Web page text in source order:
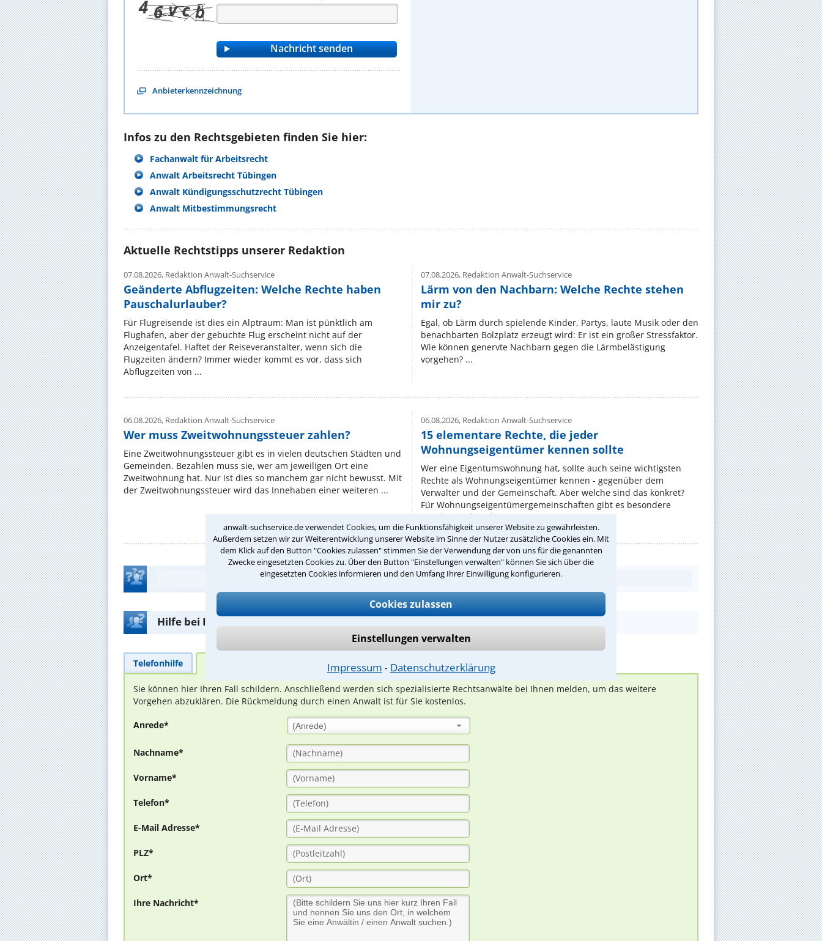
anwalt-suchservice.de verwendet Cookies, um die Funktionsfähigkeit unserer Website zu gewährleisten.
Außerdem setzen wir zur Weiterentwicklung unserer Website im Sinne der Nutzer zusätzliche Cookies ein. Mit
dem Klick auf den Button "Cookies zulassen" stimmen Sie der Verwendung der von uns für die genannten
Zwecke eingesetzten Cookies zu. Über den Button "Einstellungen verwalten" können Sie sich über die
eingesetzten Cookies informieren und den Umfang Ihrer Einwilligung konfigurieren.
Cookies zulassen
Einstellungen verwalten
Impressum ⁃ Datenschutzerklärung
Anbieterkennzeichnung
Infos zu den Rechtsgebieten finden Sie hier:
Fachanwalt für Arbeitsrecht
Anwalt Arbeitsrecht Tübingen
Anwalt Kündigungsschutzrecht Tübingen
Anwalt Mitbestimmungsrecht
Aktuelle Rechtstipps unserer Redaktion
07.08.2026, Redaktion Anwalt-Suchservice
Geänderte Abflugzeiten: Welche Rechte haben
Pauschalurlauber?
Für Flugreisende ist dies ein Alptraum: Man ist pünktlich am
Flughafen, aber der gebuchte Flug erscheint nicht auf der
Anzeigentafel. Haftet der Reiseveranstalter, wenn sich die
Flugzeiten ändern? Immer wieder kommt es vor, dass sich
Abflugzeiten von ...
07.08.2026,Redaktion Anwalt-Suchservice
Lärm von den Nachbarn: Welche Rechte stehen
mir zu?
Egal, ob Lärm durch spielende Kinder, Partys, laute Musik oder den
benachbarten Bolzplatz erzeugt wird: Er ist ein großer Stressfaktor.
Wie können genervte Nachbarn gegen die Lärmbelästigung
vorgehen? ...
06.08.2026, Redaktion Anwalt-Suchservice
Wer muss Zweitwohnungssteuer zahlen?
Eine Zweitwohnungssteuer gibt es in vielen deutschen Städten und
Gemeinden. Bezahlen muss sie, wer am jeweiligen Ort eine
Zweitwohnung hat. Nur ist dies so manchem gar nicht bewusst. Mit
der Zweitwohnungssteuer wird das Innehaben einer weiteren ...
06.08.2026,Redaktion Anwalt-Suchservice
15 elementare Rechte, die jeder
Wohnungseigentümer kennen sollte
Wer eine Eigentumswohnung hat, sollte auch seine wichtigsten
Rechte als Wohnungseigentümer kennen - gegenüber dem
Verwalter und der Gemeinschaft. Aber welche sind das konkret?
Für Wohnungseigentümergemeinschaften gibt es besondere
Regeln, niedergelegt ...
Teste Dein Rechtswissen
Hilfe bei Ihrer Anwaltsuche?
Telefonhilfe
Sie können hier Ihren Fall schildern. Anschließend werden sich spezialisierte Rechtsanwälte bei Ihnen melden, um das weitere
Vorgehen abzuklären. Die Rückmeldung durch einen Anwalt ist für Sie kostenlos.
Anrede* (Anrede)
Nachname*
Vorname*
Telefon*
E-Mail Adresse*
PLZ*
Ort*
Ihre Nachricht*